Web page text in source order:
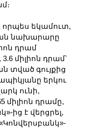
եկամուտ,
նախարարը
դրամ
միլիոն դրամ՝
տված գույքից
երկու
ունի,
միլիոն դրամը,
ից է վերցրել,
«Կոնվերսբանկ»-